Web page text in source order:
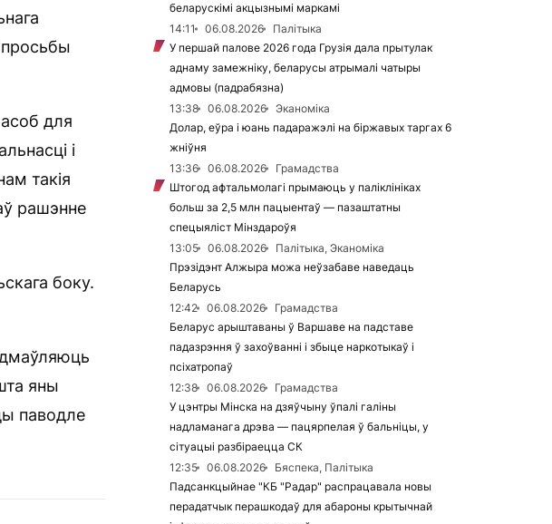
просьбы
для
і
такія
рашэнне
боку.
яны
паводле
беларускімі акцызнымі маркамі
14:11
06.08.2026
Палітыка
У першай палове 2026 года Грузія дала прытулак
аднаму замежніку, беларусы атрымалі чатыры
адмовы (падрабязна)
13:38
06.08.2026
Эканоміка
Долар, еўра і юань падаражэлі на біржавых таргах 6
жніўня
13:36
06.08.2026
Грамадства
Штогод афтальмолагі прымаюць у паліклініках
больш за 2,5 млн пацыентаў — пазаштатны
спецыяліст Мінздароўя
13:05
06.08.2026
Палітыка, Эканоміка
Прэзідэнт Алжыра можа неўзабаве наведаць
Беларусь
12:42
06.08.2026
Грамадства
Беларус арыштаваны ў Варшаве на падставе
падазрэння ў захоўванні і збыце наркотыкаў і
псіхатропаў
12:38
06.08.2026
Грамадства
У цэнтры Мінска на дзяўчыну ўпалі галіны
надламанага дрэва — пацярпелая ў бальніцы, у
сітуацыі разбіраецца СК
12:35
06.08.2026
Бяспека, Палітыка
Падсанкцыйнае "КБ "Радар" распрацавала новы
перадатчык перашкодаў для абароны крытычнай